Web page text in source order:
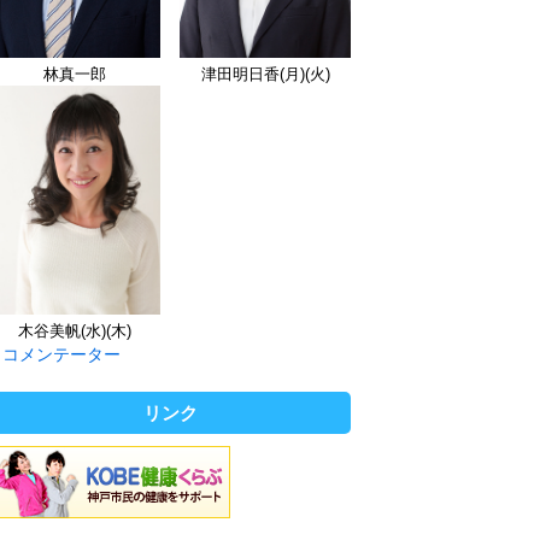
林真一郎 津田明日香(月)(火)
木谷美帆(水)(木)
コメンテーター
リンク